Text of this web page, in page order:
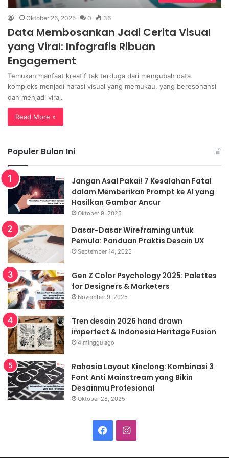
Oktober 26, 2025 0 36
Data Membosankan Jadi Cerita Visual
yang Viral: Infografis Ribuan
Engagement
Temukan manfaat kreatif tak terduga dari mengubah data
kompleks menjadi narasi visual yang memukau, yang beresonansi
dan menjadi viral.
Read More »
Populer Bulan Ini
Jangan Asal Pakai! 7 Kesalahan Fatal
dalam Memberikan Prompt ke AI yang
Hasilkan Gambar Ancur
Oktober 9, 2025
Dasar-Dasar Wireframing untuk
Pemula: Panduan Praktis Desain UX
September 14, 2025
Gen Z Color Psychology 2025: Palettes
for Designers & Marketers
November 9, 2025
Tren desain 2026 hand drawn
imperfect & Indonesia Heritage Fusion
4 minggu ago
Rahasia Layout Kinclong: Kombinasi 3
Font Anti Mainstream yang Bikin
Desainmu Profesional
Oktober 28, 2025
FacebookInstagram